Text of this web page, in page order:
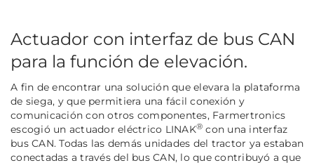
Actuador con interfaz de bus CAN
para la función de elevación.
A fin de encontrar una solución que elevara la plataforma
de siega, y que permitiera una fácil conexión y
comunicación con otros componentes, Farmertronics
escogió un actuador eléctrico LINAK® con una interfaz
bus CAN. Todas las demás unidades del tractor ya estaban
conectadas a través del bus CAN, lo que contribuyó a que